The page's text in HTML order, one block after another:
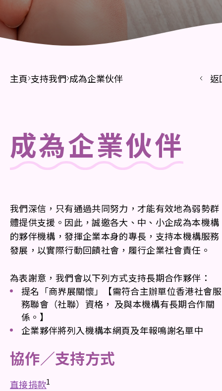
主頁 支持我們 成為企業伙伴 返
成為企業伙伴
我們深信，只有通過共同努力，才能有效地為弱勢群
體提供支援。因此，誠邀各大、中、小企成為本機構
的夥伴機構，發揮企業本身的專長，支持本機構服務
發展，以實際行動回饋社會，履行企業社會責任。
為表謝意，我們會以下列方式支持長期合作夥伴：
提名「商界展關懷」【需符合主辦單位香港社會服
務聯會（社聯）資格， 及與本機構有長期合作關
係。】
企業夥伴將列入機構本網頁及年報鳴謝名單中
協作／支持方式
直接捐款1